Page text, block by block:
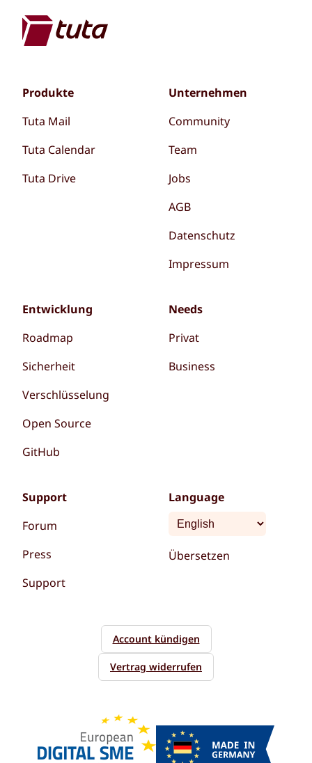
Produkte
Tuta Mail
Tuta Calendar
Tuta Drive
Unternehmen
Community
Team
Jobs
AGB
Datenschutz
Impressum
Entwicklung
Roadmap
Sicherheit
Verschlüsselung
Open Source
GitHub
Needs
Privat
Business
Support
Forum
Press
Support
Language
Übersetzen
Account kündigen
Vertrag widerrufen